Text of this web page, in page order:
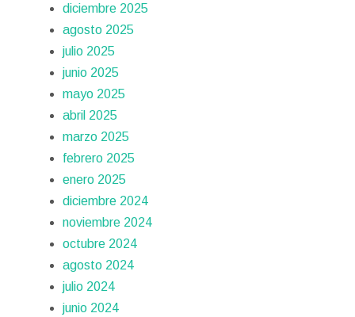
diciembre 2025
agosto 2025
julio 2025
junio 2025
mayo 2025
abril 2025
marzo 2025
febrero 2025
enero 2025
diciembre 2024
noviembre 2024
octubre 2024
agosto 2024
julio 2024
junio 2024